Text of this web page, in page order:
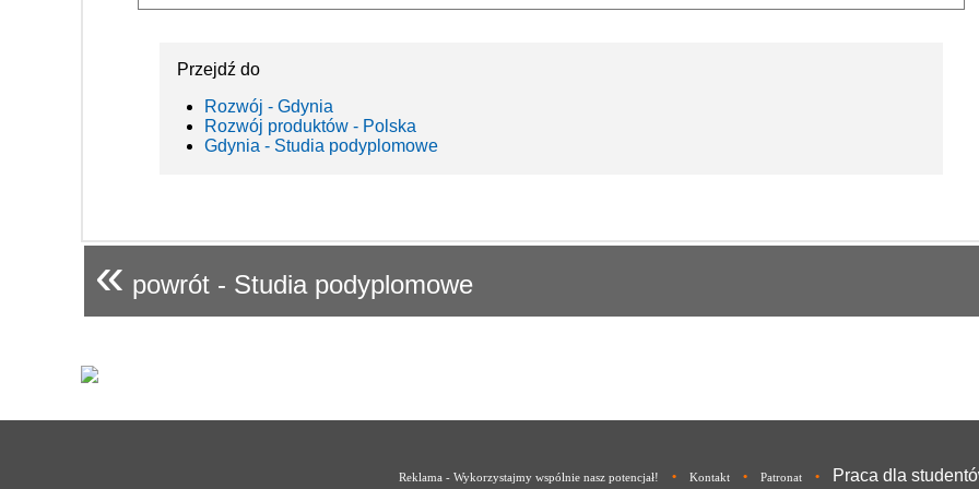
Przejdź do
Rozwój - Gdynia
Rozwój produktów - Polska
Gdynia - Studia podyplomowe
« powrót - Studia podyplomowe
Reklama - Wykorzystajmy wspólnie nasz potencjał! • Kontakt • Patronat • Praca dla